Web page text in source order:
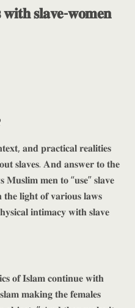
𝐰𝐢𝐭𝐡 𝐬𝐥𝐚𝐯𝐞-𝐰𝐨𝐦𝐞𝐧
𝐚𝐧𝐝 𝐩𝐫𝐚𝐜𝐭𝐢𝐜𝐚𝐥 𝐫𝐞𝐚𝐥𝐢𝐭𝐢𝐞𝐬
𝐬𝐥𝐚𝐯𝐞𝐬. 𝐀𝐧𝐝 𝐚𝐧𝐬𝐰𝐞𝐫 𝐭𝐨 𝐭𝐡𝐞
𝐌𝐮𝐬𝐥𝐢𝐦 𝐦𝐞𝐧 𝐭𝐨 “𝐮𝐬𝐞” 𝐬𝐥𝐚𝐯𝐞
𝐥𝐢𝐠𝐡𝐭 𝐨𝐟 𝐯𝐚𝐫𝐢𝐨𝐮𝐬 𝐥𝐚𝐰𝐬
𝐢𝐧𝐭𝐢𝐦𝐚𝐜𝐲 𝐰𝐢𝐭𝐡 𝐬𝐥𝐚𝐯𝐞
𝐨𝐟 𝐈𝐬𝐥𝐚𝐦 𝐜𝐨𝐧𝐭𝐢𝐧𝐮𝐞 𝐰𝐢𝐭𝐡
𝐦𝐚𝐤𝐢𝐧𝐠 𝐭𝐡𝐞 𝐟𝐞𝐦𝐚𝐥𝐞𝐬